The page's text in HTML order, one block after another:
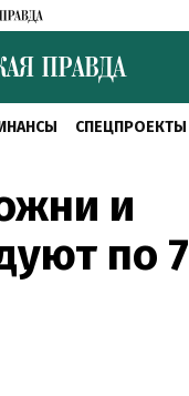
СПЕЦПРОЕКТЫ
и
по 7